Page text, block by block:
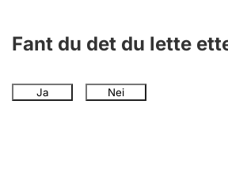
Fant du det du lette
Ja Nei